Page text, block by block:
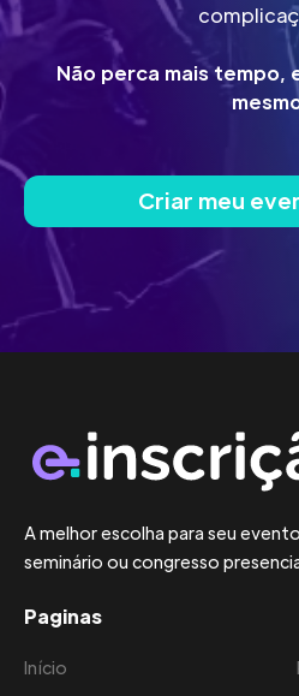
Não perca mais tempo,
Criar meu
A melhor escolha para seu
seminário ou congresso
Paginas
Início